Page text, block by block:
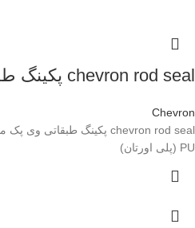
chevron rod seal پکینگ طبقاتی وی پک منجیدار
Chevron
PU (پلی اورتان)